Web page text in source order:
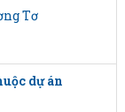
Tơ
dự án